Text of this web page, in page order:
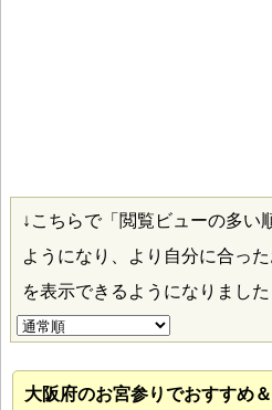
↓こちらで「閲覧ビューの多い
ようになり、より自分に合っ
を表示できるようになりました
大阪府のお宮参りでおすすめ